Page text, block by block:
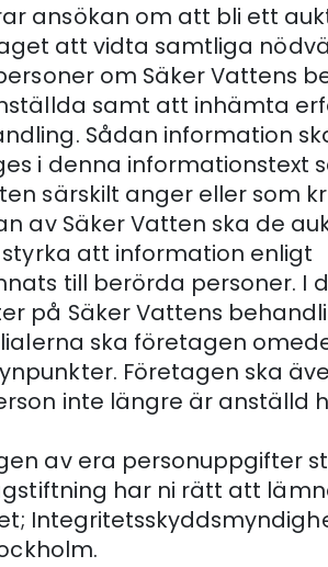
ansökan om att bli ett
att vidta samtliga
om Säker Vattens
samt att inhämta
Sådan information
i denna informationstext
särskilt anger eller som
av Säker Vatten ska de
att information enligt
till berörda personer. I
på Säker Vattens
ska företagen
Företagen ska
inte längre är anställd
av era personuppgifter
har ni rätt att